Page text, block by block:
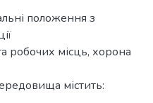
положення з
робочих місць, хорона
містить: